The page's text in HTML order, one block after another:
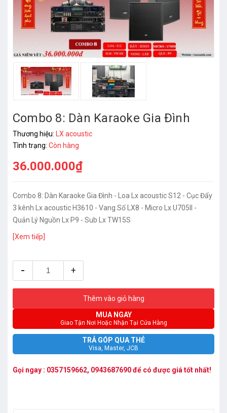
Combo 8: Dàn Karaoke Gia Đình
Thương hiệu:
LX acoustic
Tình trạng: Còn hàng
36.000.000₫
Combo 8: Dàn Karaoke Gia Đình - Loa Lx acoustic S12 - Cục Đẩy
3 kênh Lx acoustic H3610 - Vang Số LX8 - Micro Lx U705II -
Quản Lý Nguồn Lx P9 - Sub Lx TW15S
[Xem tiếp]
- +
Thêm vào giỏ hàng
MUA NGAY
Giao Tận Nơi Hoặc Nhận Tại Cửa Hàng
TRẢ GÓP QUA THẺ
Visa, Master, JCB
Gọi ngay : 0357159662, 0943687690để có được giá tốt nhất!